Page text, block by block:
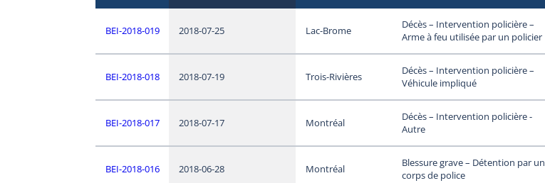
BEI-2018-019 2018-07-25 Lac-Brome
Décès – Intervention policière –
Arme à feu utilisée par un policier
BEI-2018-018 2018-07-19 Trois-Rivières
Décès – Intervention policière –
Véhicule impliqué
BEI-2018-017 2018-07-17 Montréal
Décès – Intervention policière -
Autre
BEI-2018-016 2018-06-28 Montréal
Blessure grave – Détention par un
corps de police